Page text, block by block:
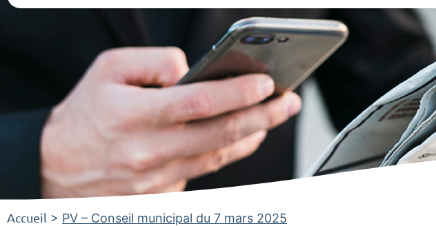
Accueil > PV – Conseil municipal du 7 mars 2025